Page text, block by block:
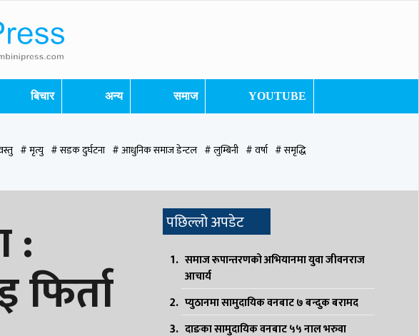
बिचार अन्य समाज YOUTUBE
# मृत्यु # सडक दुर्घटना # आधुनिक समाज डेन्टल # लुम्बिनी # वर्षा # समृद्धि
मन्दिर # सिद्धबाबा # बुटवल उपमहानगरपालिका # बुटवल उपमहान # स्वास्थ्य # निर्वाचन # पाल्पा
: पछिल्लो अपडेट
समाज रूपान्तरणको अभियानमा युवा जीवनराज
आचार्य
प्युठानमा सामुदायिक वनबाट ७ बन्दुक बरामद
दाङका सामुदायिक वनबाट ५५ नाल भरुवा